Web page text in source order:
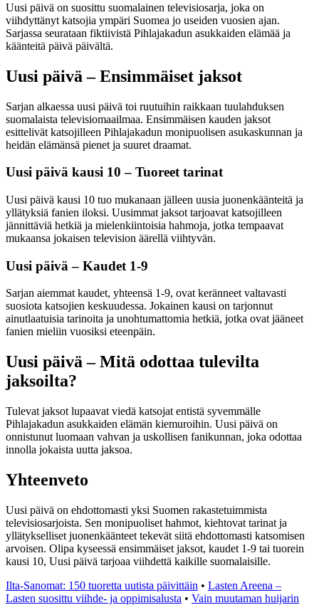
Uusi päivä on suosittu suomalainen televisiosarja, joka on
viihdyttänyt katsojia ympäri Suomea jo useiden vuosien ajan.
Sarjassa seurataan fiktiivistä Pihlajakadun asukkaiden elämää ja
käänteitä päivä päivältä.
Uusi päivä – Ensimmäiset jaksot
Sarjan alkaessa uusi päivä toi ruutuihin raikkaan tuulahduksen
suomalaista televisiomaailmaa. Ensimmäisen kauden jaksot
esittelivät katsojilleen Pihlajakadun monipuolisen asukaskunnan ja
heidän elämänsä pienet ja suuret draamat.
Uusi päivä kausi 10 – Tuoreet tarinat
Uusi päivä kausi 10 tuo mukanaan jälleen uusia juonenkäänteitä ja
yllätyksiä fanien iloksi. Uusimmat jaksot tarjoavat katsojilleen
jännittäviä hetkiä ja mielenkiintoisia hahmoja, jotka tempaavat
mukaansa jokaisen television äärellä viihtyvän.
Uusi päivä – Kaudet 1-9
Sarjan aiemmat kaudet, yhteensä 1-9, ovat keränneet valtavasti
suosiota katsojien keskuudessa. Jokainen kausi on tarjonnut
ainutlaatuisia tarinoita ja unohtumattomia hetkiä, jotka ovat jääneet
fanien mieliin vuosiksi eteenpäin.
Uusi päivä – Mitä odottaa tulevilta
jaksoilta?
Tulevat jaksot lupaavat viedä katsojat entistä syvemmälle
Pihlajakadun asukkaiden elämän kiemuroihin. Uusi päivä on
onnistunut luomaan vahvan ja uskollisen fanikunnan, joka odottaa
innolla jokaista uutta jaksoa.
Yhteenveto
Uusi päivä on ehdottomasti yksi Suomen rakastetuimmista
televisiosarjoista. Sen monipuoliset hahmot, kiehtovat tarinat ja
yllätykselliset juonenkäänteet tekevät siitä ehdottomasti katsomisen
arvoisen. Olipa kyseessä ensimmäiset jaksot, kaudet 1-9 tai tuorein
kausi 10, Uusi päivä tarjoaa viihdettä kaikille suomalaisille.
Ilta-Sanomat: 150 tuoretta uutista päivittäin • Lasten Areena –
Lasten suosittu viihde- ja oppimisalusta • Vain muutaman huijarin